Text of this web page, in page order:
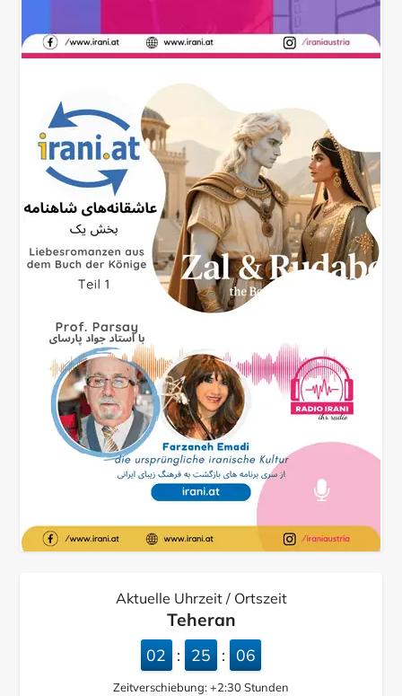
Aktuelle Uhrzeit / Ortszeit
Teheran
02 : 25 : 07
Zeitverschiebung: +2:30 Stunden